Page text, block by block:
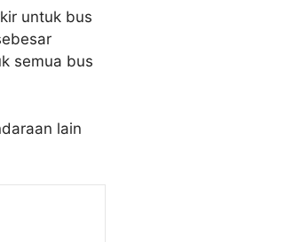
untuk bus
semua bus
lain